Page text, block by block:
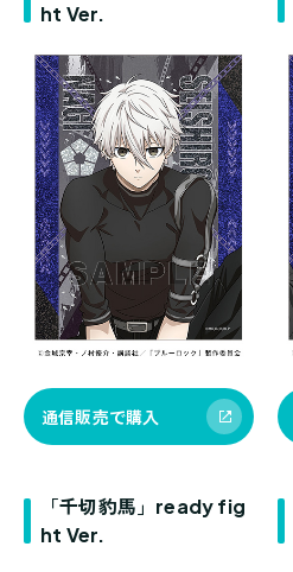
ht Ver.
通信販売で購入
「千切豹馬」ready fig
ht Ver.